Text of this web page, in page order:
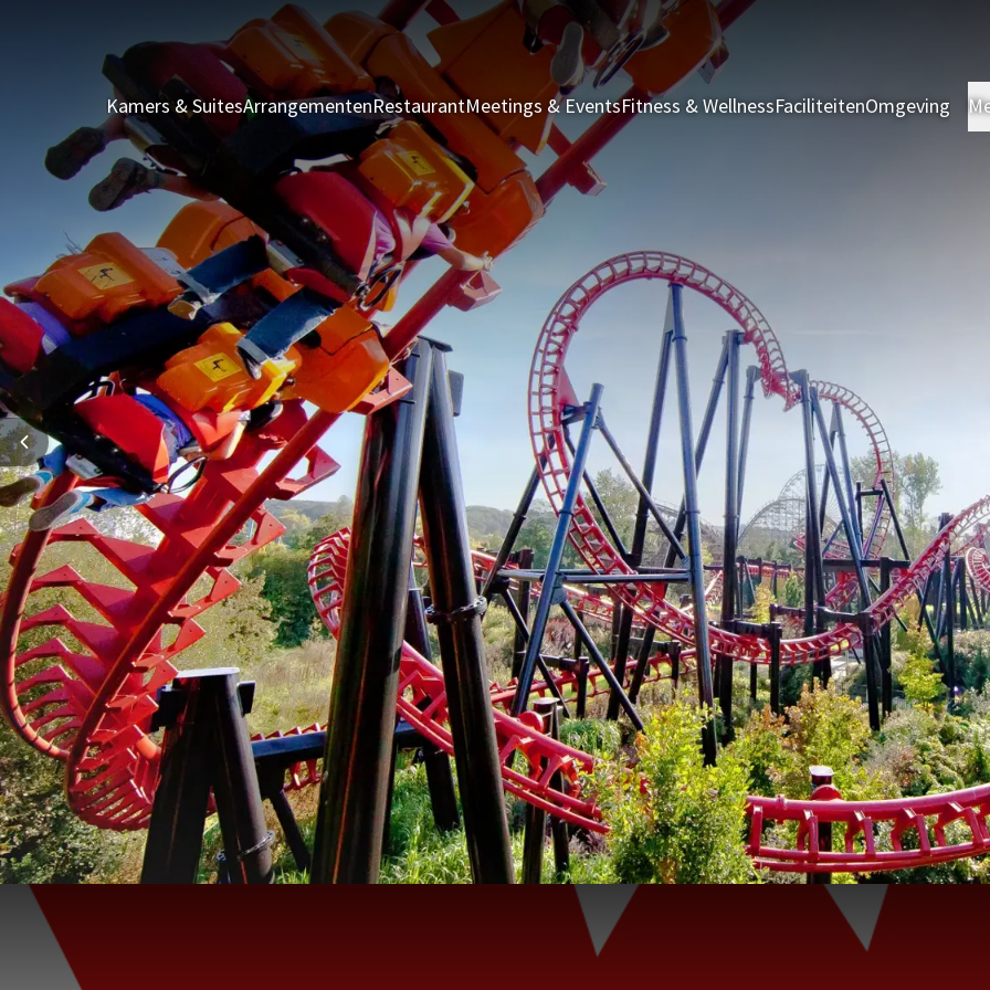
Kamers & SuitesArrangementenRestaurantMeetings & EventsFitness & WellnessFaciliteitenOmgeving